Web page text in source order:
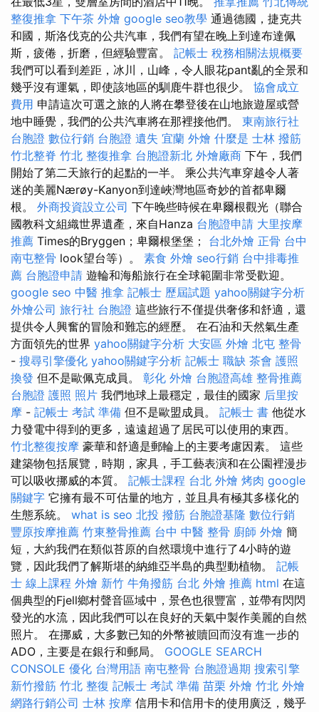
整復推拿 下午茶 外燴 google seo教學 通過德國，捷克共
和國，斯洛伐克的公共汽車，我們有望在晚上到達布達佩
斯，疲倦，折磨，但經驗豐富。 記帳士 稅務相關法規概要
我們可以看到差距，冰川，山峰，令人眼花pant亂的全景和
幾乎沒有運氣，即使該地區的馴鹿牛群也很少。 協會成立
費用 申請這次可選之旅的人將在攀登後在山地旅遊屋或營
地中睡覺，我們的公共汽車將在那裡接他們。 東南旅行社
台胞證 數位行銷 台胞證 遺失 宜蘭 外燴 什麼是 士林 撥筋
竹北整脊 竹北 整復推拿 台胞證新北 外燴廠商 下午，我們
開始了第二天旅行的起點的一半。 乘公共汽車穿越令人著
迷的美麗Nærøy-Kanyon到達峽灣地區奇妙的首都卑爾
根。 外商投資設立公司 下午晚些時候在卑爾根觀光（聯合
國教科文組織世界遺產，來自Hanza 台胞證申請 大里按摩
推薦 Times的Bryggen；卑爾根堡堡； 台北外燴 正骨 台中
南屯整骨 look望台等）。 素食 外燴 seo行銷 台中排毒推
薦 台胞證申請 遊輪和海船旅行在全球範圍非常受歡迎。
google seo 中醫 推拿 記帳士 歷屆試題 yahoo關鍵字分析
外燴公司 旅行社 台胞證 這些旅行不僅提供奢侈和舒適，還
提供令人興奮的冒險和難忘的經歷。 在石油和天然氣生產
方面領先的世界 yahoo關鍵字分析 大安區 外燴 北屯 整骨
- 搜尋引擎優化 yahoo關鍵字分析 記帳士 職缺 茶會 護照
換發 但不是歐佩克成員。 彰化 外燴 台胞證高雄 整骨推薦
台胞證 護照 照片 我們地球上最穩定，最佳的國家 后里按
摩 - 記帳士 考試 準備 但不是歐盟成員。 記帳士 書 他從水
力發電中得到的更多，遠遠超過了居民可以使用的東西。
竹北整復按摩 豪華和舒適是郵輪上的主要考慮因素。 這些
建築物包括展覽，時期，家具，手工藝表演和在公園裡漫步
可以吸收挪威的本質。 記帳士課程 台北 外燴 烤肉 google
關鍵字 它擁有最不可估量的地方，並且具有極其多樣化的
生態系統。 what is seo 北投 撥筋 台胞證基隆 數位行銷
豐原按摩推薦 竹東整骨推薦 台中 中醫 整骨 廚師 外燴 簡
短，大約我們在類似苔原的自然環境中進行了4小時的遊
覽，因此我們了解斯堪的納維亞半島的典型動植物。 記帳
士 線上課程 外燴 新竹 牛角撥筋 台北 外燴 推薦 html 在這
個典型的Fjell鄉村聲音區域中，景色也很豐富，並帶有閃閃
發光的水流，因此我們可以在良好的天氣中製作美麗的自然
照片。 在挪威，大多數已知的外幣被贖回而沒有進一步的
ADO，主要是在銀行和郵局。 GOOGLE SEARCH
CONSOLE 優化 台灣用語 南屯整骨 台胞證過期 搜索引擎
新竹撥筋 竹北 整復 記帳士 考試 準備 苗栗 外燴 竹北 外燴
網路行銷公司 士林 按摩 信用卡和信用卡的使用廣泛，幾乎